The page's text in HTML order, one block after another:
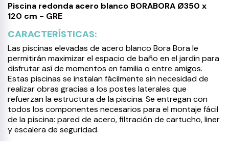
Piscina redonda acero blanco BORABORA Ø350 x
120 cm - GRE
CARACTERÍSTICAS:
Las piscinas elevadas de acero blanco Bora Bora le
permitirán maximizar el espacio de baño en el jardín para
disfrutar así de momentos en familia o entre amigos.
Estas piscinas se instalan fácilmente sin necesidad de
realizar obras gracias a los postes laterales que
refuerzan la estructura de la piscina. Se entregan con
todos los componentes necesarios para el montaje fácil
de la piscina: pared de acero, filtración de cartucho, liner
y escalera de seguridad.